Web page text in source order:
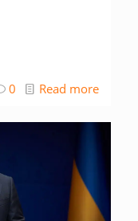
0 Read more